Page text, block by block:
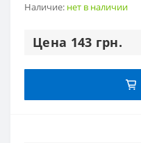
Наличие: нет в наличии
Цена 143 грн.